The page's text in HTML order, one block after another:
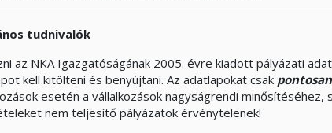
tudnivalók
az NKA Igazgatóságának 2005. évre kiadott pályázati
kell kitölteni és benyújtani. Az adatlapokat csak
esetén a vállalkozások nagyságrendi minősítéséhez,
nem teljesítő pályázatok érvénytelenek!